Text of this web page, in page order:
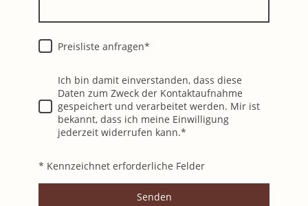
Preisliste anfragen*
Ich bin damit einverstanden, dass diese
Daten zum Zweck der Kontaktaufnahme
gespeichert und verarbeitet werden. Mir ist
bekannt, dass ich meine Einwilligung
jederzeit widerrufen kann.*
* Kennzeichnet erforderliche Felder
Senden